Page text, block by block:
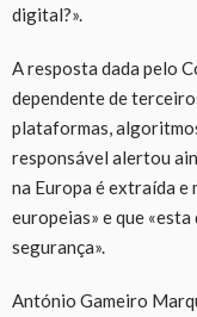
digital?».
A resposta dada pelo
dependente de
plataformas,
responsável alertou
na Europa é extraída
europeias» e que
segurança».
António Gameiro